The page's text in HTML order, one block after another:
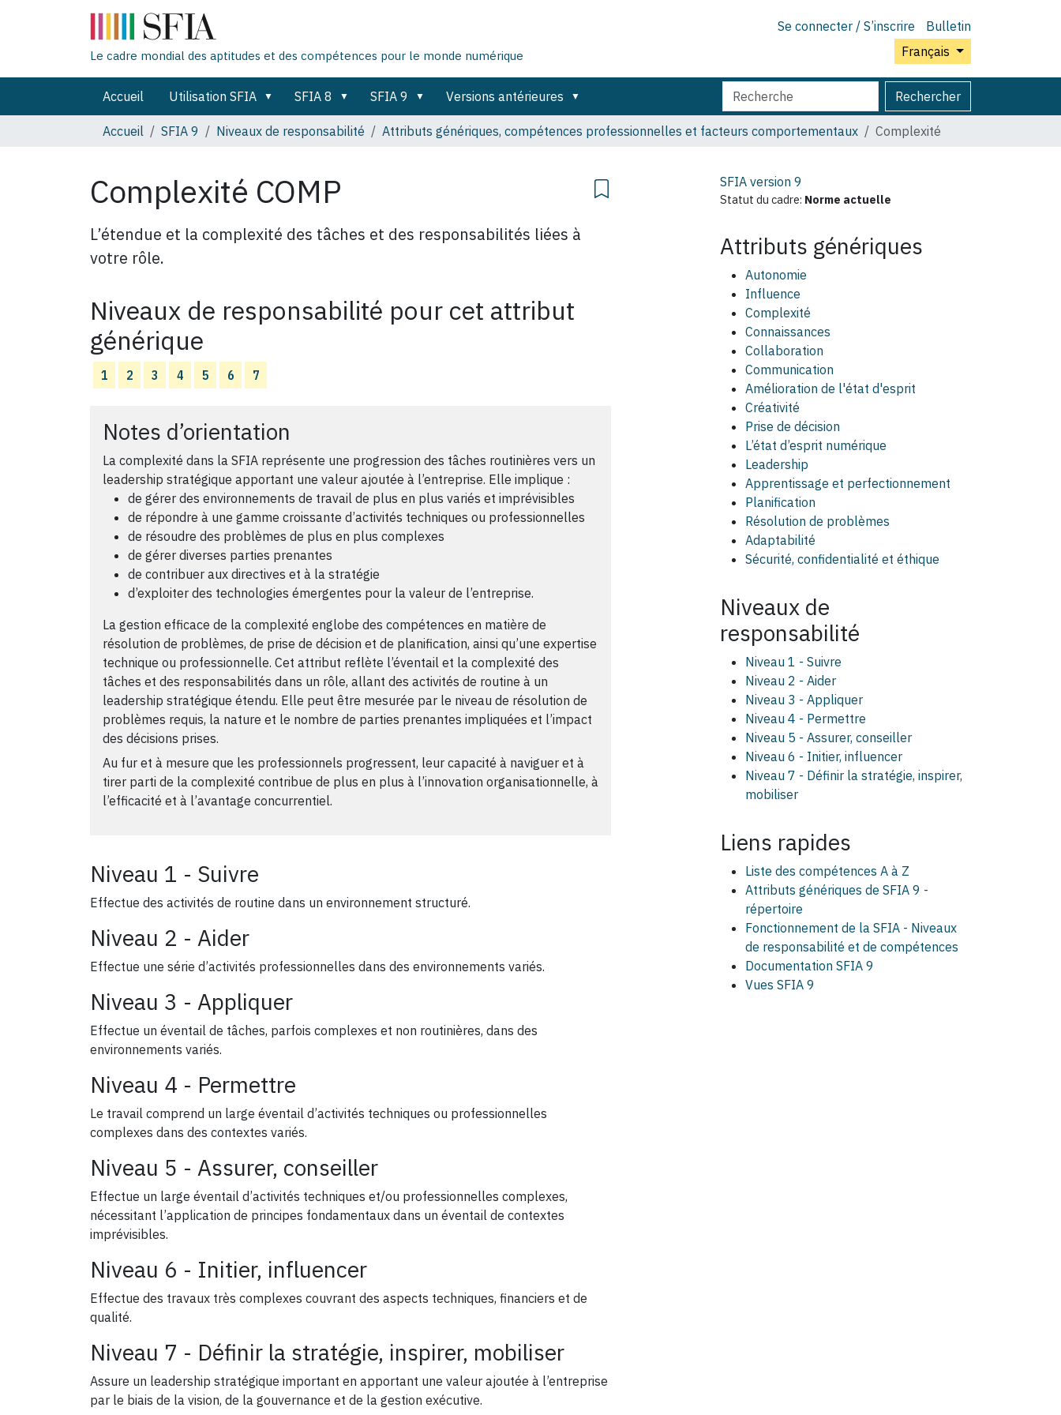
Se connecter / S’inscrire
Bulletin
Français
Le cadre mondial des aptitudes et des compétences pour le monde numérique
Accueil Utilisation SFIA SFIA 8 SFIA 9 Versions antérieures
Chercher
par
Rechercher
Recherche
avancée…
Accueil
SFIA 9 Niveaux de responsabilité Attributs génériques, compétences professionnelles et facteurs comportementaux Complexité
Complexité COMP
L’étendue et la complexité des tâches et des responsabilités liées à
votre rôle.
Niveaux de responsabilité pour cet attribut
générique
1 2 3 4 5 6 7
Notes d’orientation
La complexité dans la SFIA représente une progression des tâches routinières vers un
leadership stratégique apportant une valeur ajoutée à l’entreprise. Elle implique :
de gérer des environnements de travail de plus en plus variés et imprévisibles
de répondre à une gamme croissante d’activités techniques ou professionnelles
de résoudre des problèmes de plus en plus complexes
de gérer diverses parties prenantes
de contribuer aux directives et à la stratégie
d’exploiter des technologies émergentes pour la valeur de l’entreprise.
La gestion efficace de la complexité englobe des compétences en matière de
résolution de problèmes, de prise de décision et de planification, ainsi qu’une expertise
technique ou professionnelle. Cet attribut reflète l’éventail et la complexité des
tâches et des responsabilités dans un rôle, allant des activités de routine à un
leadership stratégique étendu. Elle peut être mesurée par le niveau de résolution de
problèmes requis, la nature et le nombre de parties prenantes impliquées et l’impact
des décisions prises.
Au fur et à mesure que les professionnels progressent, leur capacité à naviguer et à
tirer parti de la complexité contribue de plus en plus à l’innovation organisationnelle, à
l’efficacité et à l’avantage concurrentiel.
Niveau 1 - Suivre
Effectue des activités de routine dans un environnement structuré.
Niveau 2 - Aider
Effectue une série d’activités professionnelles dans des environnements variés.
Niveau 3 - Appliquer
Effectue un éventail de tâches, parfois complexes et non routinières, dans des
environnements variés.
Niveau 4 - Permettre
Le travail comprend un large éventail d’activités techniques ou professionnelles
complexes dans des contextes variés.
Niveau 5 - Assurer, conseiller
Effectue un large éventail d’activités techniques et/ou professionnelles complexes,
nécessitant l’application de principes fondamentaux dans un éventail de contextes
imprévisibles.
Niveau 6 - Initier, influencer
Effectue des travaux très complexes couvrant des aspects techniques, financiers et de
qualité.
Niveau 7 - Définir la stratégie, inspirer, mobiliser
Assure un leadership stratégique important en apportant une valeur ajoutée à l’entreprise
par le biais de la vision, de la gouvernance et de la gestion exécutive.
SFIA version 9
Statut du cadre: Norme actuelle
Attributs génériques
Autonomie
Influence
Complexité
Connaissances
Collaboration
Communication
Amélioration de l'état d'esprit
Créativité
Prise de décision
L’état d’esprit numérique
Leadership
Apprentissage et perfectionnement
Planification
Résolution de problèmes
Adaptabilité
Sécurité, confidentialité et éthique
Niveaux de
responsabilité
Niveau 1 - Suivre
Niveau 2 - Aider
Niveau 3 - Appliquer
Niveau 4 - Permettre
Niveau 5 - Assurer, conseiller
Niveau 6 - Initier, influencer
Niveau 7 - Définir la stratégie, inspirer,
mobiliser
Liens rapides
Liste des compétences A à Z
Attributs génériques de SFIA 9 -
répertoire
Fonctionnement de la SFIA - Niveaux
de responsabilité et de compétences
Documentation SFIA 9
Vues SFIA 9